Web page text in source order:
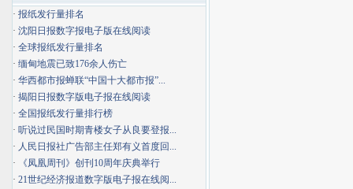
· 报纸发行量排名
· 沈阳日报数字报电子版在线阅读
· 全球报纸发行量排名
· 缅甸地震已致176余人伤亡
· 华西都市报蝉联“中国十大都市报”...
· 揭阳日报数字版电子报在线阅读
· 全国报纸发行量排行榜
· 听说过民国时期青楼女子从良要登报...
· 人民日报社广告部主任郑有义首度回...
·
《凤凰周刊》创刊10周年庆典举行
· 21世纪经济报道数字版电子报在线阅...